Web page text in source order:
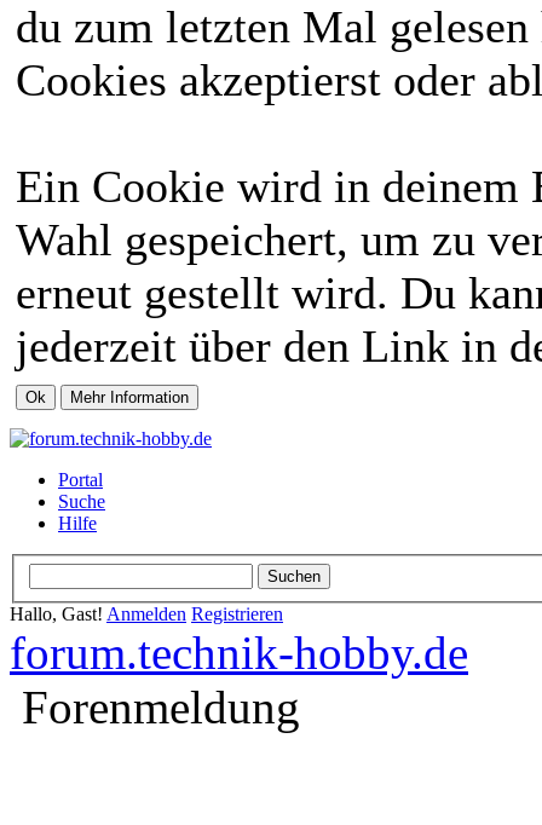
du zum letzten Mal
Cookies akzeptierst oder
Ein Cookie wird in deinem
Wahl gespeichert, um zu
erneut gestellt wird. Du
jederzeit über den Link in
Portal
Suche
Hilfe
Hallo, Gast! Anmelden Registrieren
forum.technik-hobby.de
Forenmeldung